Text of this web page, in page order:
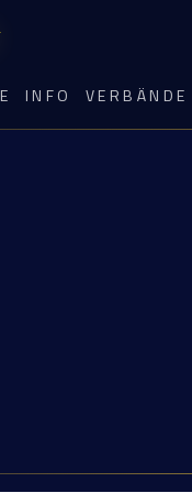
INFO VERBÄNDE